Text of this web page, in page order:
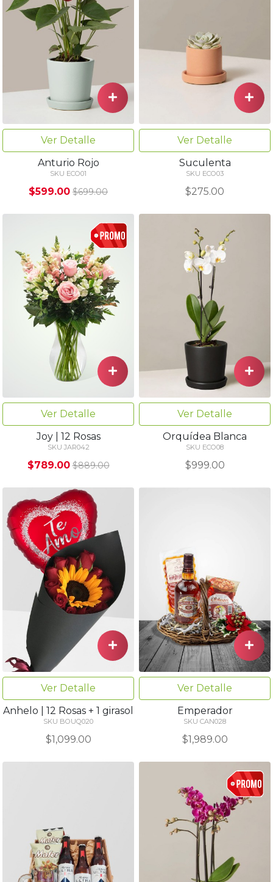
Ver Detalle
Anturio Rojo
SKU ECO01
$599.00 $699.00
Ver Detalle
Suculenta
SKU ECO03
$275.00
Ver Detalle
Joy | 12 Rosas
SKU JAR042
$789.00 $889.00
Ver Detalle
Orquídea Blanca
SKU ECO08
$999.00
Ver Detalle
Anhelo | 12 Rosas + 1 girasol
SKU BOUQ020
$1,099.00
Ver Detalle
Emperador
SKU CAN028
$1,989.00